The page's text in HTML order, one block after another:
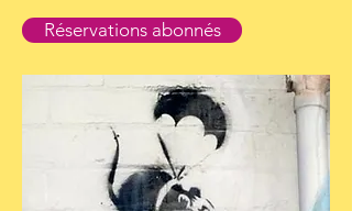
Réservations abonnés